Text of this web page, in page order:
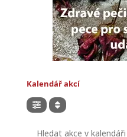
Kalendář akcí